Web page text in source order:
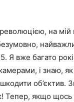
на мій
Я вже багато
і знаю,
об’єктив.
Тепер, якщо